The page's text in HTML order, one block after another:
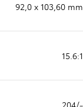
92,0 x 103,60 mm
15.6:1